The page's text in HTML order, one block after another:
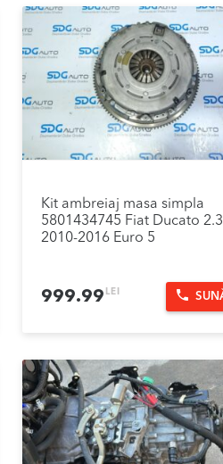
Kit ambreiaj masa simpla
5801434745 Fiat Ducato 2.3
2010-2016 Euro 5
999.99 LEI